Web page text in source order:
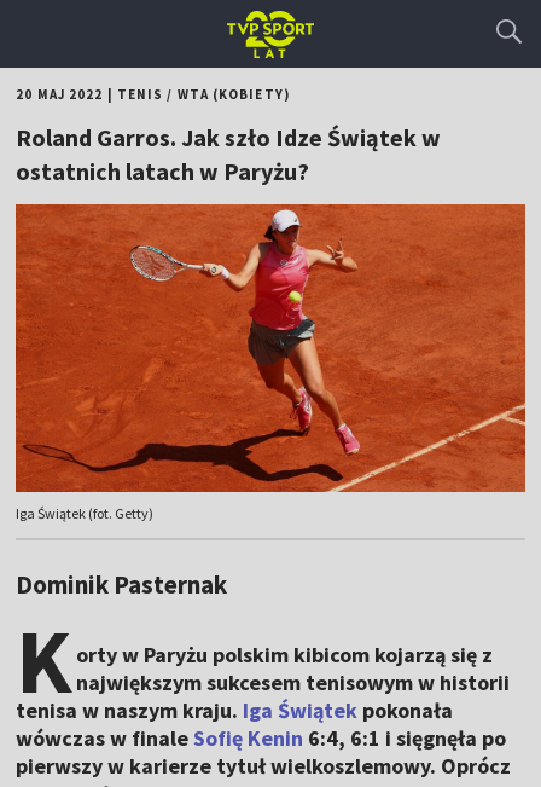
20 MAJ 2022 TENIS / WTA (KOBIETY)
Roland Garros. Jak szło Idze Świątek w
ostatnich latach w Paryżu?
Iga Świątek (fot. Getty)
Dominik Pasternak
Korty w Paryżu polskim kibicom kojarzą się z
największym sukcesem tenisowym w historii
tenisa w naszym kraju. Iga Świątek pokonała
wówczas w finaleSofię Kenin 6:4, 6:1 i sięgnęła po
pierwszy w karierze tytuł wielkoszlemowy. Oprócz